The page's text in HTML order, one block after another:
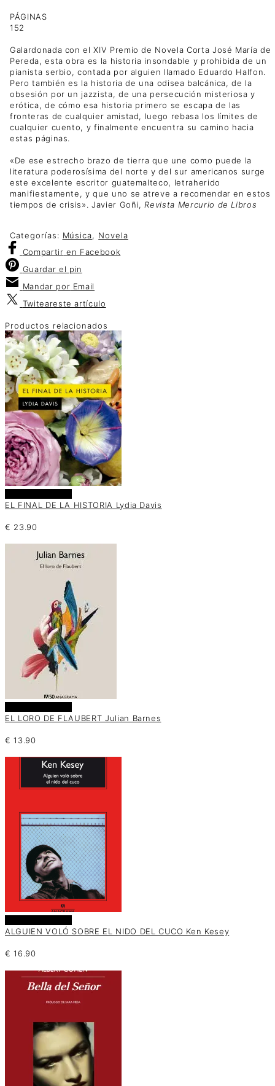
PÁGINAS
152
Galardonada con el XIV Premio de Novela Corta José María de
Pereda, esta obra es la historia insondable y prohibida de un
pianista serbio, contada por alguien llamado Eduardo Halfon.
Pero también es la historia de una odisea balcánica, de la
obsesión por un jazzista, de una persecución misteriosa y
erótica, de cómo esa historia primero se escapa de las
fronteras de cualquier amistad, luego rebasa los límites de
cualquier cuento, y finalmente encuentra su camino hacia
estas páginas.
«De ese estrecho brazo de tierra que une como puede la
literatura poderosísima del norte y del sur americanos surge
este excelente escritor guatemalteco, letraherido
manifiestamente, y que uno se atreve a recomendar en estos
tiempos de crisis». Javier Goñi,Revista Mercurio de Libros
Categorías: Música, Novela
Compartir en Facebook
Guardar el pin
Mandar por Email
Twiteareste artículo
Productos relacionados
EL FINAL DE LA HISTORIA Lydia Davis
€ 23.90
EL LORO DE FLAUBERT Julian Barnes
€ 13.90
ALGUIEN VOLÓ SOBRE EL NIDO DEL CUCO Ken Kesey
€ 16.90